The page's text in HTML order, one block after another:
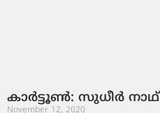
കാർട്ടൂൺ: സുധീർ നാഥ്
November 12, 2020